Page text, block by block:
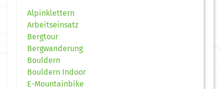
Alpinklettern
Arbeitseinsatz
Bergtour
Bergwanderung
Bouldern
Bouldern Indoor
E-Mountainbike